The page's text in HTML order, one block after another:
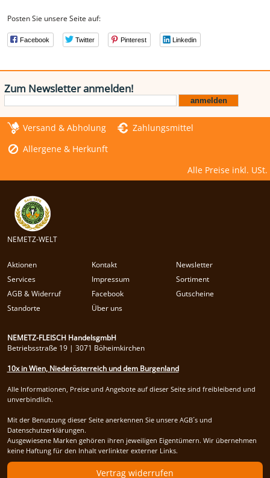
Posten Sie unsere Seite auf:
Facebook Twitter Pinterest Linkedin
Zum Newsletter anmelden!
Versand & Abholung
Zahlungsmittel
Allergene & Herkunft
Alle Preise inkl. USt.
NEMETZ-WELT
Aktionen Kontakt
Newsletter
Services
Impressum
Sortiment
AGB & Widerruf
Facebook
Gutscheine
Standorte
Über uns
NEMETZ-FLEISCH HandelsgmbH
Betriebsstraße 19 | 3071 Böheimkirchen
10x in Wien, Niederösterreich und dem Burgenland
Alle Informationen, Preise und Angebote auf dieser Seite sind freibleibend und
unverbindlich.
Mit der Benutzung dieser Seite anerkennen Sie unsere AGB´s und
Datenschutzerklärungen.
Ausgewiesene Marken gehören ihren jeweiligen Eigentümern. Wir übernehmen
keine Haftung für den Inhalt verlinkter externer Links.
Vertrag widerrufen